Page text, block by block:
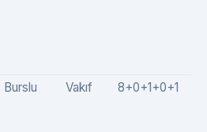
Burslu Vakıf 8+0+1+0+1